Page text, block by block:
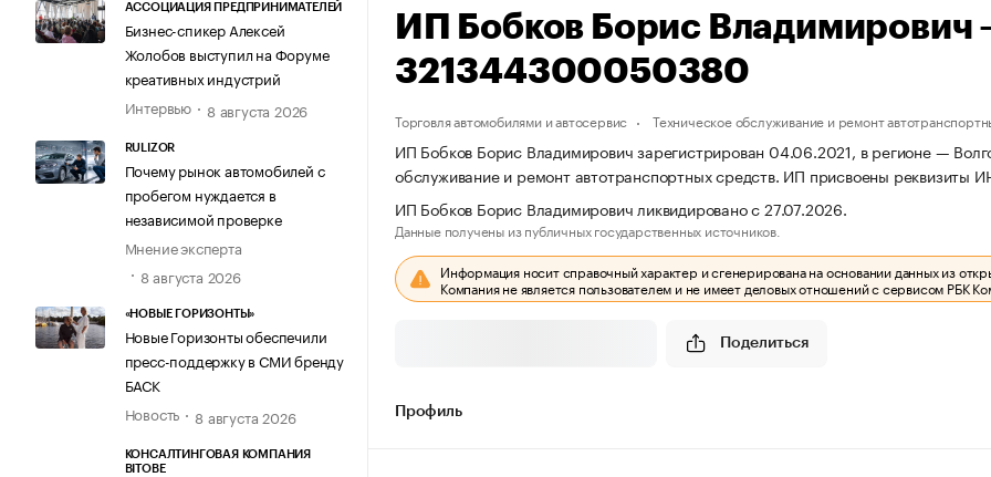
АССОЦИАЦИЯ ПРЕДПРИНИМАТЕЛЕЙ
Бизнес-спикер Алексей
Жолобов выступил на Форуме
креативных индустрий
Интервью
8 августа 2026
RULIZOR
Почему рынок автомобилей с
пробегом нуждается в
независимой проверке
Мнение эксперта
8 августа 2026
«НОВЫЕ ГОРИЗОНТЫ»
Новые Горизонты обеспечили
пресс-поддержку в СМИ бренду
БАСК
Новость
8 августа 2026
КОНСАЛТИНГОВАЯ КОМПАНИЯ
BITOBE
ИП Бобков Борис
321344300050380
Торговля автомобилями и автосервис Техническое обслуживание и ремонт
ИП Бобков Борис Владимирович зарегистрирован 04.06.2021, в регионе —
обслуживание и ремонт автотранспортных средств. ИП присвоены
ИП Бобков Борис Владимирович ликвидировано с 27.07.2026.
Данные получены из публичных государственных источников.
Информация носит справочный характер и сгенерирована на основании данных из
Компания не является пользователем и не имеет деловых отношений с сервисом РБК
Поделиться
Профиль